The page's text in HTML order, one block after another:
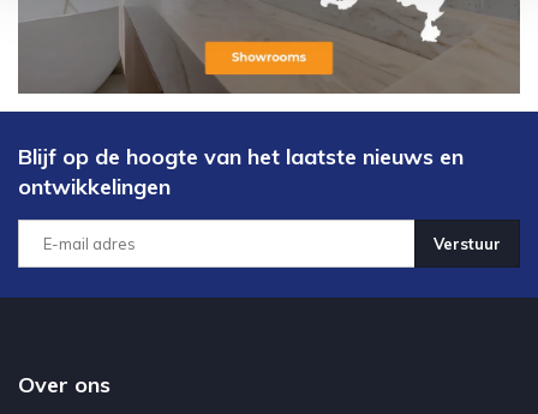
Blijf op de hoogte van het laatste nieuws en
ontwikkelingen
Verstuur
Over ons